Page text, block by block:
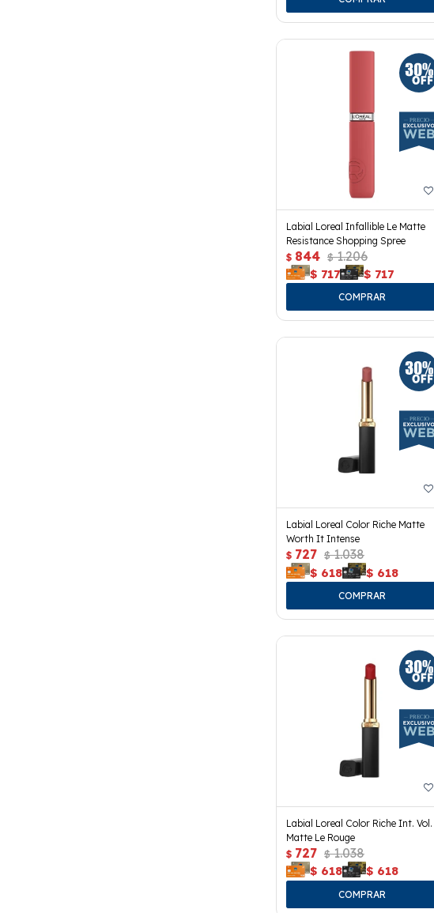
Labial Loreal Infallible Le Matte
Resistance Shopping Spree
$ 844 $ 1.206
$ 717 $ 717
Labial Loreal Color Riche Matte
Worth It Intense
$ 727 $ 1.038
$ 618 $ 618
Labial Loreal Color Riche Int. Vol.
Matte Le Rouge
$ 727 $ 1.038
$ 618 $ 618